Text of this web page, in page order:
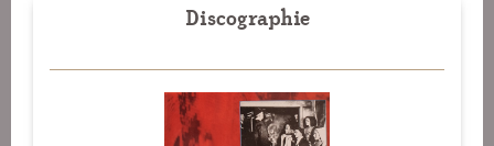
Discographie